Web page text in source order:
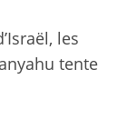
les
tente